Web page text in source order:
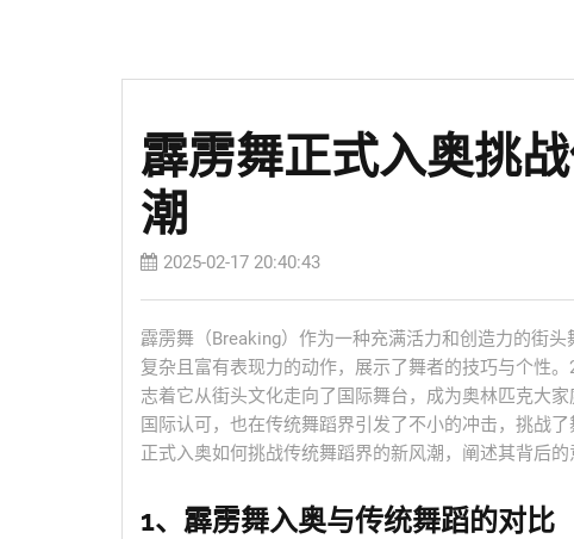
霹雳舞正式入奥挑
潮
2025-02-17 20:40:43
霹雳舞（Breaking）作为一种充满活力和创造力的街
复杂且富有表现力的动作，展示了舞者的技巧与个性
志着它从街头文化走向了国际舞台，成为奥林匹克大
国际认可，也在传统舞蹈界引发了不小的冲击，挑战
正式入奥如何挑战传统舞蹈界的新风潮，阐述其背后的
1、霹雳舞入奥与传统舞蹈的对比